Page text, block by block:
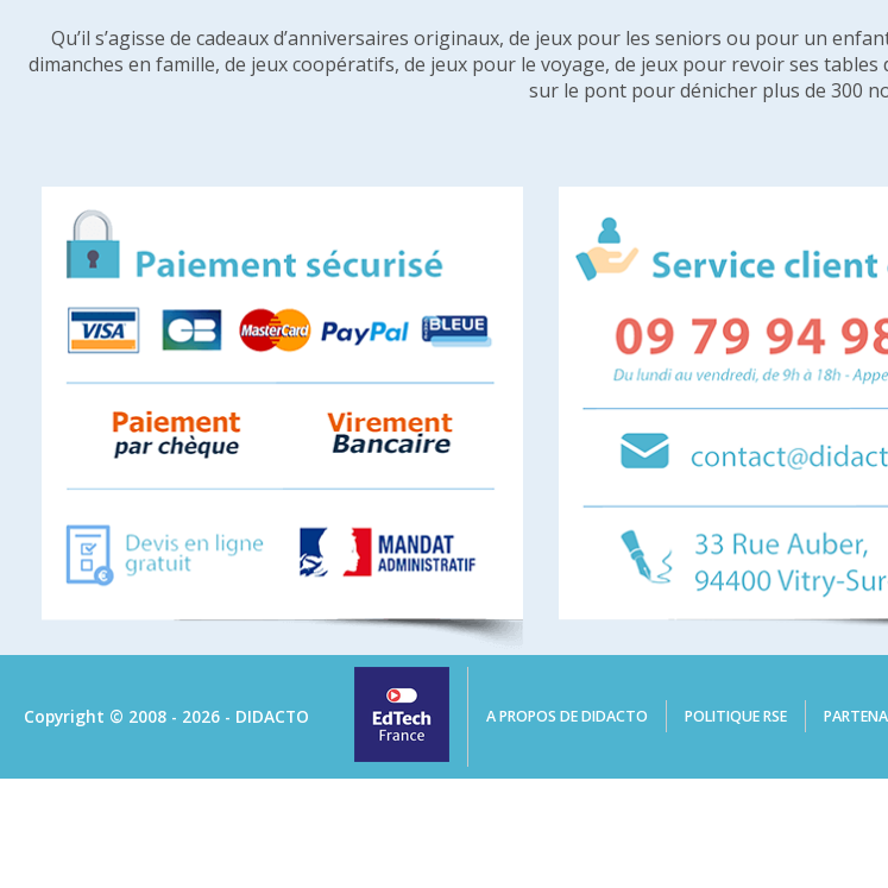
Qu’il s’agisse de cadeaux d’anniversaires originaux, de jeux pour les seniors ou pour un
dimanches en famille, de jeux coopératifs, de jeux pour le voyage, de jeux pour revoir ses
sur le pont pour dénicher plus de 300
Copyright © 2008 - 2026 - DIDACTO A PROPOS DE DIDACTO POLITIQUE RSE